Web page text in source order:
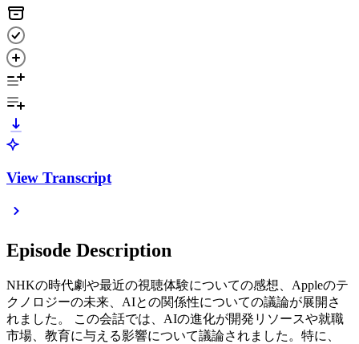
View Transcript
Episode Description
NHKの時代劇や最近の視聴体験についての感想、Appleのテ
クノロジーの未来、AIとの関係性についての議論が展開さ
れました。 この会話では、AIの進化が開発リソースや就職
市場、教育に与える影響について議論されました。特に、